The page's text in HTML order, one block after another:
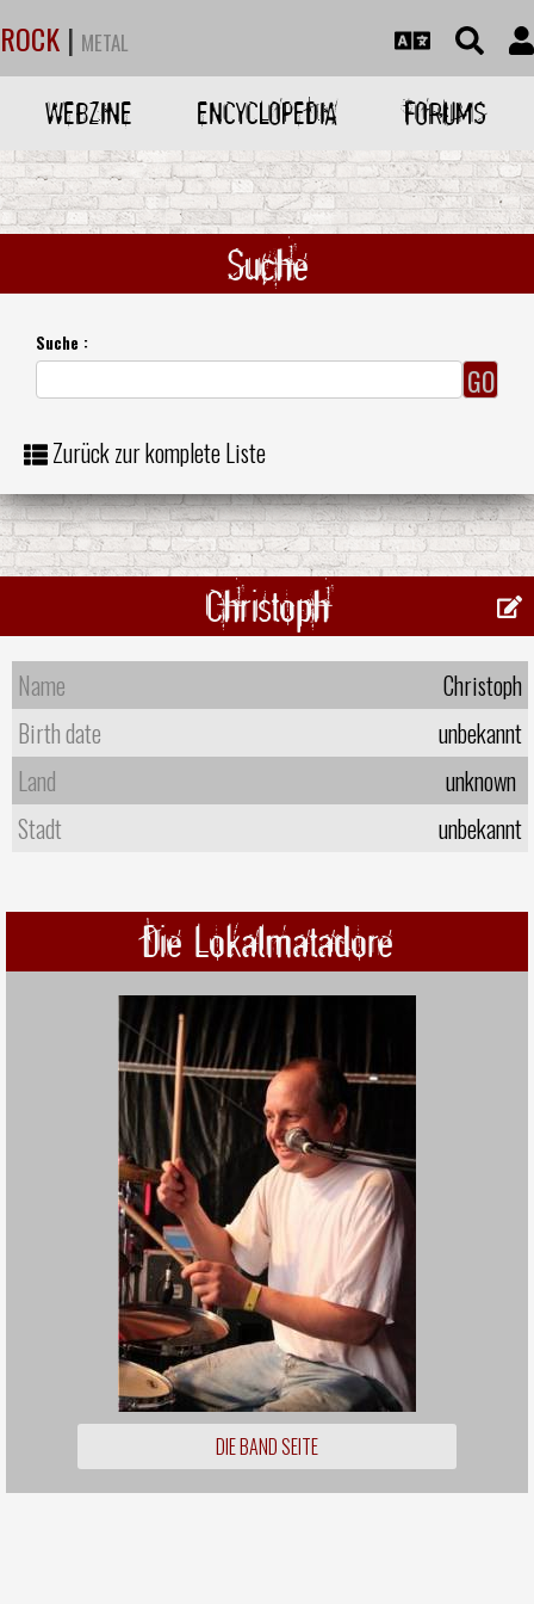
ROCK | METAL
WEBZINE ENCYCLOPEDIA FORUMS
Suche
Suche :
Zurück zur komplete Liste
Christoph
Name
Christoph
Birth date
unbekannt
Land
unknown
Stadt
unbekannt
Die Lokalmatadore
DIE BAND SEITE